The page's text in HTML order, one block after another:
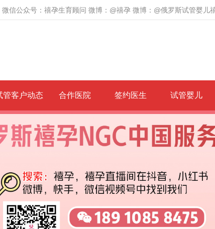
信公众号：禧孕生育顾问 微博：@禧孕 微博：@俄罗斯试管婴儿
管客户动态 合作医院 签约医生 试管婴儿